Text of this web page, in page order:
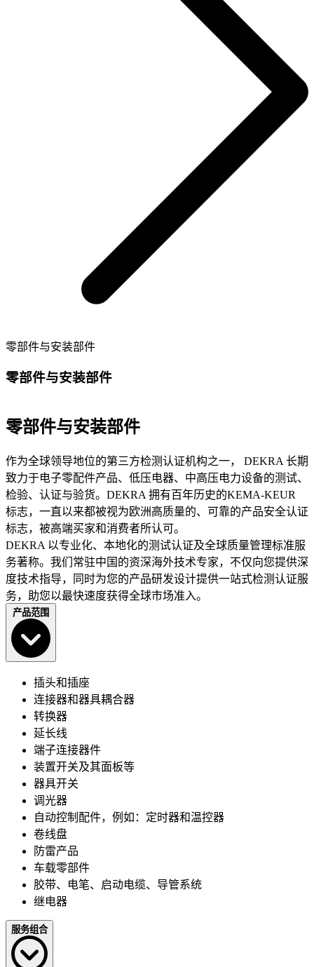
零部件与安装部件
零部件与安装部件
零部件与安装部件
作为全球领导地位的第三方检测认证机构之一， DEKRA 长期
致力于电子零配件产品、低压电器、中高压电力设备的测试、
检验、认证与验货。DEKRA 拥有百年历史的KEMA-KEUR
标志，一直以来都被视为欧洲高质量的、可靠的产品安全认证
标志，被高端买家和消费者所认可。
DEKRA 以专业化、本地化的测试认证及全球质量管理标准服
务著称。我们常驻中国的资深海外技术专家，不仅向您提供深
度技术指导，同时为您的产品研发设计提供一站式检测认证服
务，助您以最快速度获得全球市场准入。
插头和插座
连接器和器具耦合器
转换器
延长线
端子连接器件
装置开关及其面板等
器具开关
调光器
自动控制配件，例如：定时器和温控器
卷线盘
防雷产品
车载零部件
胶带、电笔、启动电缆、导管系统
继电器
服务组合